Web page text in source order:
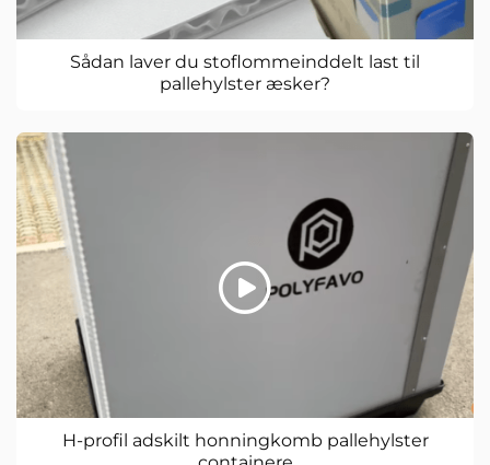
Sådan laver du stoflommeinddelt last til
pallehylster æsker?
H-profil adskilt honningkomb pallehylster